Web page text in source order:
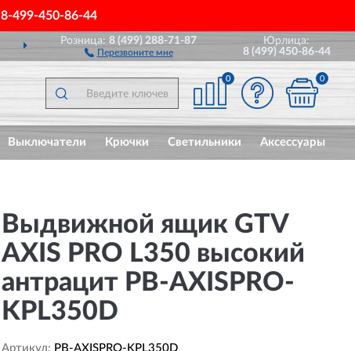
8-499-450-86-44
ПО ВСЕЙ РОССИИ
Розница:8 (499) 288-71-87
Перезвоните мне
Юрлица:
8 (499) 450-86-44
0 0
Выключатели Крючки Светильники Аксессуары
Выдвижной ящик GTV
AXIS PRO L350 высокий
антрацит PB-AXISPRO-
KPL350D
Артикул: PB-AXISPRO-KPL350D